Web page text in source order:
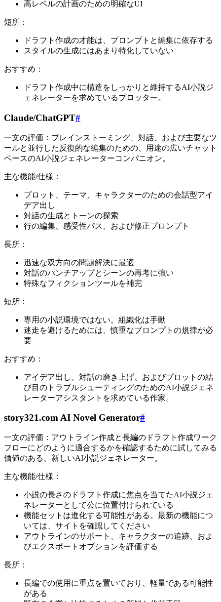
高レベルの計画のための明確なUI
短所：
ドラフト作成の才能は、プロンプトと編集に依存する
スタイルの生成にはあまり特化していない
おすすめ：
ドラフト作成中に構造をしっかりと維持するAI小説ジ
ェネレーターを求めているプロッター。
Claude/ChatGPT#
一文の評価：ブレインストーミング、対話、および主要なツ
ールと並行した反復的な編集のための、用途の広いチャット
ベースのAI小説ジェネレーターコンパニオン。
主な機能/仕様：
プロット、テーマ、キャラクターのための会話型アイ
デア出し
対話の生成とトーンの探索
行の編集、感受性パス、および修正プロンプト
長所：
迅速な双方向の問題解決に最適
対話のパンチアップとシーンの再考に強い
特殊なフィクションツールを補完
短所：
専用の小説環境ではない。組織化は手動
迷走を避けるためには、慎重なプロンプトの規律が必
要
おすすめ：
アイデア出し、対話の磨き上げ、およびプロットの結
び目のトラブルシューティングのためのAI小説ジェネ
レーターアシスタントを求めている作家。
story321.com AI Novel Generator#
一文の評価：アウトライン作成と長編のドラフト作成ワーク
フローにどのように適合するかを確認するために試してみる
価値のある、新しいAI小説ジェネレーター。
主な機能/仕様：
小説の長さのドラフト作成に焦点を当てたAI小説ジェ
ネレーターとして公に位置付けられている
機能セットは進化する可能性がある。最新の機能につ
いては、サイトを確認してください
アウトラインのサポート、キャラクターの追跡、およ
びエクスポートオプションを評価する
長所：
長編での使用に重点を置いており、軽量である可能性
がある